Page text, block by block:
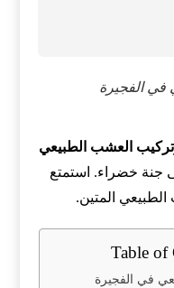
الفجيرة
العشب الطبيعي
جنة خضراء. استمتع
المتين.
Table of
في الفجيرة